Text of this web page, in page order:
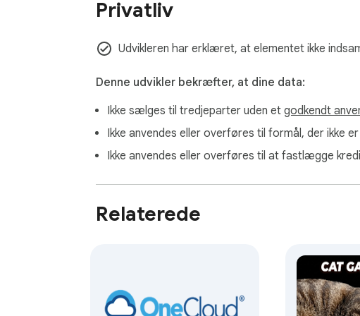
⏱ Indbygget fokusmotor:
Cat Gatekeeper inkluderer en indbygget
1. Start en pomodoro timersession direkte
3. Udløs app-intervaller for tvungen pause
4. Oprethold rytmen uden eksterne værktøjer
Dette sikrer, at både arbejde og hvile håndhæves.
2️⃣ Bloker websteder efter kategori ved hjælp af
3️⃣ Aktiver blokering af sociale medier for at
Privatliv
Udvikleren har erklæret, at elementet ikke
Denne udvikler bekræfter, at dine data:
Ikke sælges til tredjeparter uden et godkendt
Ikke anvendes eller overføres til formål, der ikke
Ikke anvendes eller overføres til at fastlægge
Relaterede